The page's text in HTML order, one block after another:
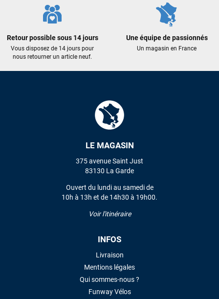
Retour possible sous 14 jours
Vous disposez de 14 jours pour
nous retourner un article neuf.
Une équipe de passionnés
Un magasin en France
LE MAGASIN
375 avenue Saint Just
83130 La Garde
Ouvert du lundi au samedi de
10h à 13h et de 14h30 à 19h00.
Voir l'itinéraire
INFOS
Livraison
Mentions légales
Qui sommes-nous ?
Funway Vélos